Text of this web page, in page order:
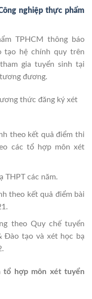
nghiệp thực phẩm
TPHCM thông báo
tạo hệ chính quy trên
gia tuyển sinh tại
đương.
thức đăng ký xét
theo kết quả điểm thi
các tổ hợp môn xét
THPT các năm.
theo kết quả điểm bài
theo Quy chế tuyển
Đào tạo và xét học bạ
tổ hợp môn xét tuyển